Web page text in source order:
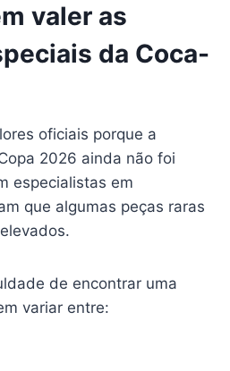
valer as
da Coca-
oficiais porque a
2026 ainda não foi
especialistas em
que algumas peças raras
de encontrar uma
variar entre: